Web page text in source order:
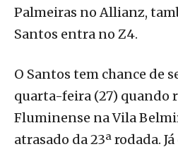
Palmeiras no Allianz,
Santos entra no Z4.
O Santos tem chance de
quarta-feira (27) quando
Fluminense na Vila
atrasado da 23ª rodada.